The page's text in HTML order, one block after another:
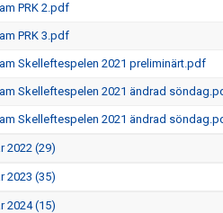
PRK 2.pdf
PRK 3.pdf
Skelleftespelen 2021 preliminärt.pdf
Skelleftespelen 2021 ändrad
Skelleftespelen 2021 ändrad
2022 (29)
2023 (35)
2024 (15)